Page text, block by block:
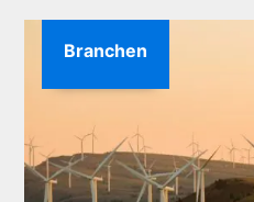
Branchen